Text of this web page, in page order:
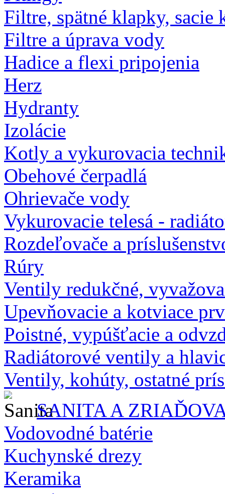
Filtre, spätné klapky, sacie
Filtre a úprava vody
Hadice a flexi pripojenia
Herz
Hydranty
Izolácie
Kotly a vykurovacia
Obehové čerpadlá
Ohrievače vody
Vykurovacie telesá -
Rozdeľovače a
Rúry
Ventily redukčné,
Upevňovacie a kotviace
Poistné, vypúšťacie a
Radiátorové ventily a
Ventily, kohúty, ostatné
SANITA A
Vodovodné batérie
Kuchynské drezy
Keramika